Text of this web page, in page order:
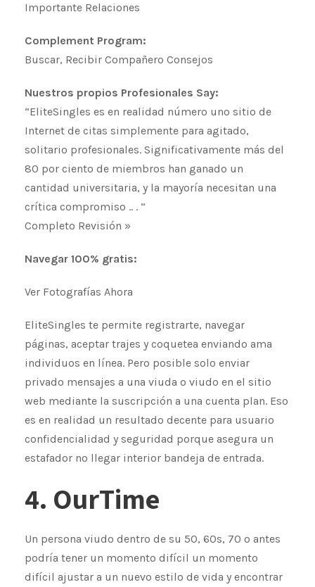
Importante Relaciones
Complement Program:
Buscar, Recibir Compañero Consejos
Nuestros propios Profesionales Say:
“EliteSingles es en realidad número uno sitio de
Internet de citas simplemente para agitado,
solitario profesionales. Significativamente más del
80 por ciento de miembros han ganado un
cantidad universitaria, y la mayoría necesitan una
crítica ​​compromiso .. . ”
Completo Revisión »
Navegar 100% gratis:
Ver Fotografías Ahora
EliteSingles te permite registrarte, navegar
páginas, aceptar trajes y coquetea enviando ama
individuos en línea. Pero posible solo enviar
privado mensajes a una viuda o viudo en el sitio
web mediante la suscripción a una cuenta plan. Eso
es en realidad un resultado decente para usuario
confidencialidad y seguridad porque asegura un
estafador no llegar interior bandeja de entrada.
4. OurTime
Un persona viudo dentro de su 50, 60s, 70 o antes
podría tener un momento difícil un momento
difícil ajustar a un nuevo estilo de vida ​​y encontrar